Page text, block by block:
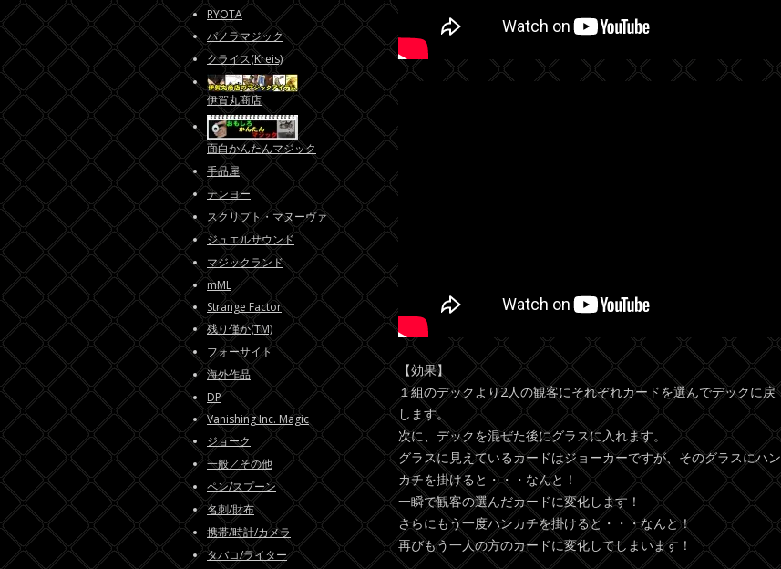
【効果】
１組のデックより2人の観客にそれぞれカードを選んでデックに戻
します。
次に、デックを混ぜた後にグラスに入れます。
グラスに見えているカードはジョーカーですが、そのグラスにハン
カチを掛けると・・・なんと！
一瞬で観客の選んだカードに変化します！
さらにもう一度ハンカチを掛けると・・・なんと！
再びもう一人の方のカードに変化してしまいます！
RYOTA
パノラマジック
クライス(Kreis)
伊賀丸商店
面白かんたんマジック
手品屋
テンヨー
スクリプト・マヌーヴァ
ジュエルサウンド
マジックランド
mML
Strange Factor
残り僅か(TM)
フォーサイト
海外作品
DP
Vanishing Inc. Magic
ジョーク
一般／その他
ペン/スプーン
名刺/財布
携帯/時計/カメラ
タバコ/ライター